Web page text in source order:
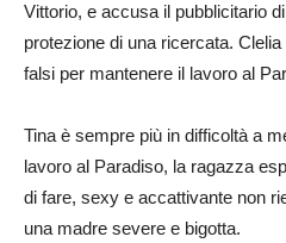
Vittorio, e accusa il pubblicitario
protezione di una ricercata.
falsi per mantenere il lavoro al
Tina è sempre più in difficoltà a
lavoro al Paradiso, la ragazza
di fare, sexy e accattivante non
una madre severe e bigotta.